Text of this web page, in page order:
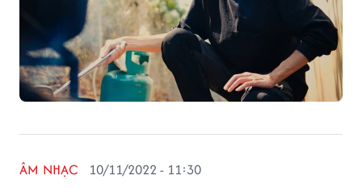
ÂM NHẠC 10/11/2022 - 11:30